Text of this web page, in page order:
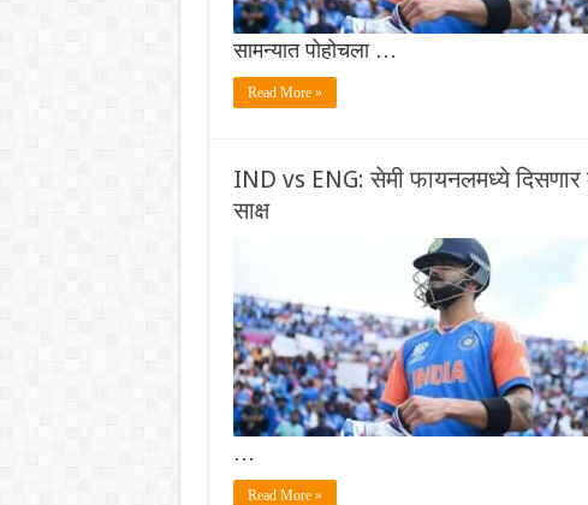
सामन्यात पोहोचला …
Read More »
IND vs ENG: सेमी फायनलमध्ये दिसणार
साक्ष
…
Read More »